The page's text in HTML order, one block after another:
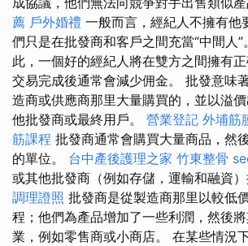
薦 戶外婚禮 一般而言，經紀人不擁有他
們只是在批發商和客戶之間充當“中間人”
此，一個好的經紀人將在雙方之間擁有
交易完成後通常會減少佣金。 批發意味
造商或供應商那里大量購買的，並以溢
他批發商或最終用戶。 營業登記 外埔筋
筋課程 批發商通常會購買大量商品，然
的單位。 台中產後護理之家 竹東整骨
或其他批發商（例如存儲，運輸和融資）
調理證照 批發商是從製造商那里以較低
程；他們為產品增加了一些利潤，然後
業，例如零售商或小商店。 在某些情況